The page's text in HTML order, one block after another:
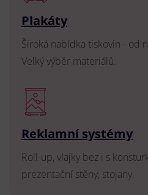
Plakáty
Široká nabídka tiskovin - od
Velký výběr materiálů.
Reklamní systémy
Roll-up, vlajky bez i s
prezentační stěny, stojany.